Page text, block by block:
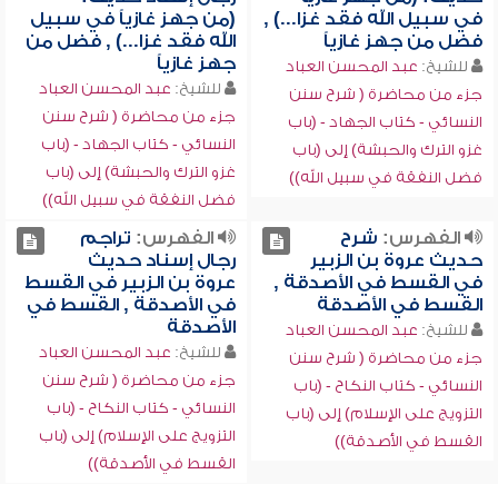
في سبيل الله فقد غزا...) ,
فضل من جهز غازياً
للشيخ: عبد المحسن العباد
جزء من محاضرة ( شرح سنن
النسائي - كتاب الجهاد - (باب
غزو الترك والحبشة) إلى (باب
فضل النفقة في سبيل الله))
(من جهز غازياً في سبيل
الله فقد غزا...) , فضل من
جهز غازياً
للشيخ: عبد المحسن العباد
جزء من محاضرة ( شرح سنن
النسائي - كتاب الجهاد - (باب
غزو الترك والحبشة) إلى (باب
فضل النفقة في سبيل الله))
الفهرس: شرح
حديث عروة بن الزبير
في القسط في الأصدقة ,
القسط في الأصدقة
للشيخ: عبد المحسن العباد
جزء من محاضرة ( شرح سنن
النسائي - كتاب النكاح - (باب
التزويج على الإسلام) إلى (باب
القسط في الأصدقة))
الفهرس: تراجم
رجال إسناد حديث
عروة بن الزبير في القسط
في الأصدقة , القسط في
الأصدقة
للشيخ: عبد المحسن العباد
جزء من محاضرة ( شرح سنن
النسائي - كتاب النكاح - (باب
التزويج على الإسلام) إلى (باب
القسط في الأصدقة))